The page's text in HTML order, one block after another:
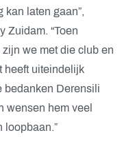
kan laten gaan”,
Zuidam. “Toen
we met die club en
heeft uiteindelijk
bedanken Derensili
wensen hem veel
loopbaan.”